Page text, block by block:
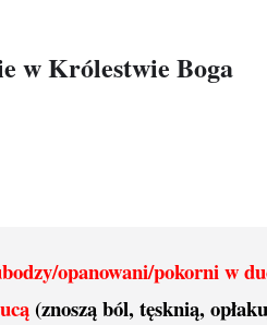
w Królestwie Boga
opanowani/pokorni w
(znoszą ból, tęsknią,